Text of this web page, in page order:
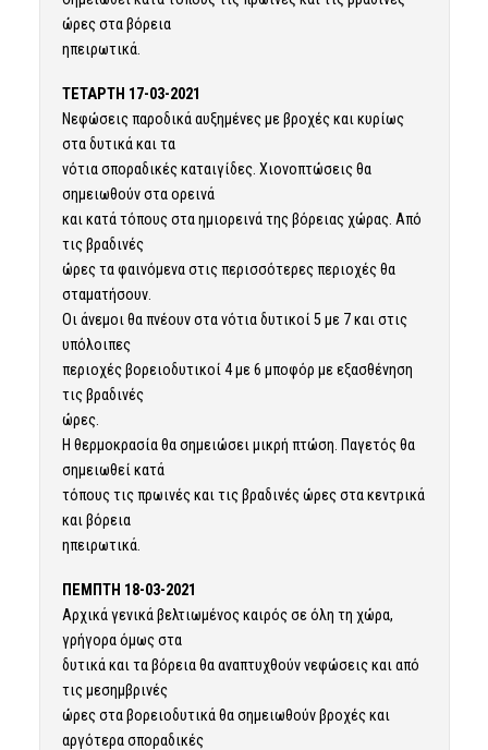
ώρες στα βόρεια
ηπειρωτικά.
ΤΕΤΑΡΤΗ 17-03-2021
Νεφώσεις παροδικά αυξημένες με βροχές και κυρίως
στα δυτικά και τα
νότια σποραδικές καταιγίδες. Χιονοπτώσεις θα
σημειωθούν στα ορεινά
και κατά τόπους στα ημιορεινά της βόρειας χώρας. Από
τις βραδινές
ώρες τα φαινόμενα στις περισσότερες περιοχές θα
σταματήσουν.
Οι άνεμοι θα πνέουν στα νότια δυτικοί 5 με 7 και στις
υπόλοιπες
περιοχές βορειοδυτικοί 4 με 6 μποφόρ με εξασθένηση
τις βραδινές
ώρες.
Η θερμοκρασία θα σημειώσει μικρή πτώση. Παγετός θα
σημειωθεί κατά
τόπους τις πρωινές και τις βραδινές ώρες στα κεντρικά
και βόρεια
ηπειρωτικά.
ΠΕΜΠΤΗ 18-03-2021
Αρχικά γενικά βελτιωμένος καιρός σε όλη τη χώρα,
γρήγορα όμως στα
δυτικά και τα βόρεια θα αναπτυχθούν νεφώσεις και από
τις μεσημβρινές
ώρες στα βορειοδυτικά θα σημειωθούν βροχές και
αργότερα σποραδικές